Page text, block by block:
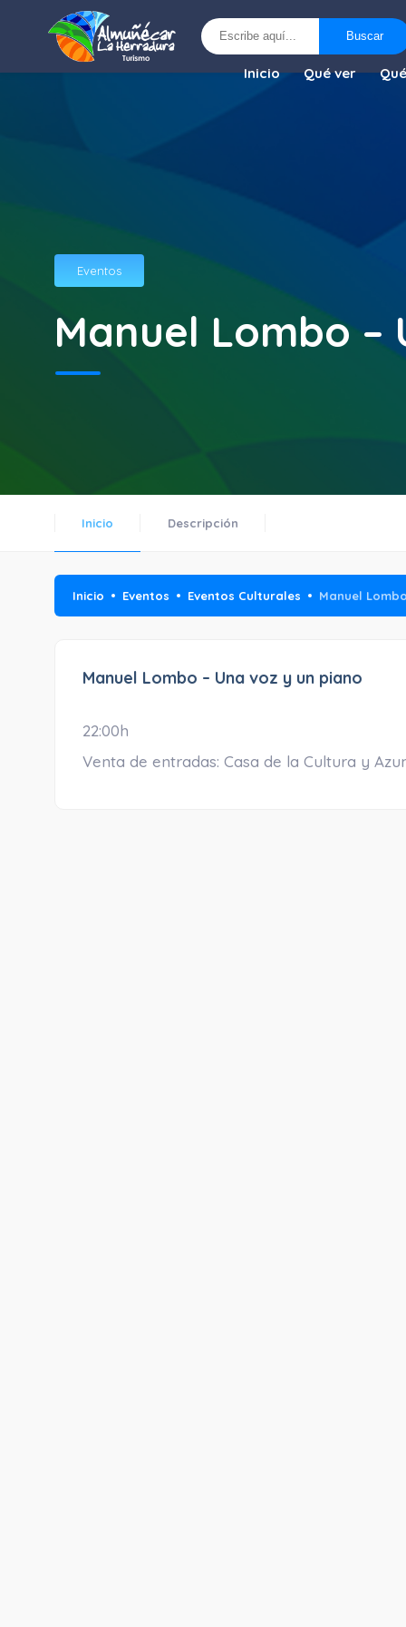
Buscar
Inicio Qué ver
Eventos
Manuel Lombo –
Inicio Descripción
Inicio Eventos Eventos Culturales Manuel
Manuel Lombo – Una voz y un piano
22:00h
Venta de entradas: Casa de la Cultura y